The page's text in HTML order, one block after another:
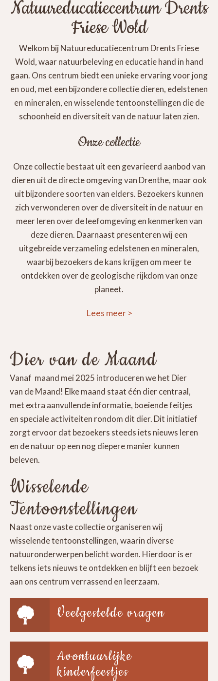
Natuureducatiecentrum Drents
Friese Wold
Welkom bij Natuureducatiecentrum Drents Friese
Wold, waar natuurbeleving en educatie hand in hand
gaan. Ons centrum biedt een unieke ervaring voor jong
en oud, met een bijzondere collectie dieren, edelstenen
en mineralen, en wisselende tentoonstellingen die de
schoonheid en diversiteit van de natuur laten zien.
Onze collectie
Onze collectie bestaat uit een gevarieerd aanbod van
dieren uit de directe omgeving van Drenthe, maar ook
uit bijzondere soorten van elders. Bezoekers kunnen
zich verwonderen over de diversiteit in de natuur en
meer leren over de leefomgeving en kenmerken van
deze dieren. Daarnaast presenteren wij een
uitgebreide verzameling edelstenen en mineralen,
waarbij bezoekers de kans krijgen om meer te
ontdekken over de geologische rijkdom van onze
planeet.
Lees meer >
Dier van de Maand
Vanaf maand mei 2025 introduceren we het Dier
van de Maand! Elke maand staat één dier centraal,
met extra aanvullende informatie, boeiende feitjes
en speciale activiteiten rondom dit dier. Dit initiatief
zorgt ervoor dat bezoekers steeds iets nieuws leren
en de natuur op een nog diepere manier kunnen
beleven.
Wisselende
Tentoonstellingen
Naast onze vaste collectie organiseren wij
wisselende tentoonstellingen, waarin diverse
natuuronderwerpen belicht worden. Hierdoor is er
telkens iets nieuws te ontdekken en blijft een bezoek
aan ons centrum verrassend en leerzaam.
Veelgestelde vragen
Avontuurlijke
kinderfeestjes